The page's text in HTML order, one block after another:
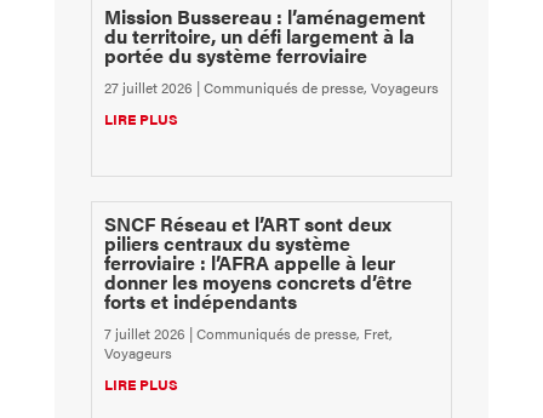
Mission Bussereau : l’aménagement
du territoire, un défi largement à la
portée du système ferroviaire
27 juillet 2026 |Communiqués de presse, Voyageurs
LIRE PLUS
SNCF Réseau et l’ART sont deux
piliers centraux du système
ferroviaire : l’AFRA appelle à leur
donner les moyens concrets d’être
forts et indépendants
7 juillet 2026 |Communiqués de presse, Fret,
Voyageurs
LIRE PLUS